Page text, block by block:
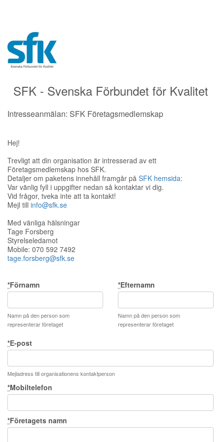
SFK - Svenska Förbundet för Kvalitet
Intresseanmälan: SFK Företagsmedlemskap
Hej!
Trevligt att din organisation är intresserad av ett
Företagsmedlemskap hos SFK.
Detaljer om paketens innehåll framgår på SFK hemsida:
Var vänlig fyll i uppgifter nedan så kontaktar vi dig.
Vid frågor, tveka inte att ta kontakt!
Mejl till info@sfk.se
Med vänliga hälsningar
Tage Forsberg
Styrelseledamot
Mobile: 070 592 7492
tage.forsberg@sfk.se
*Förnamn
Namn på den person som
representerar företaget
*Efternamn
Namn på den person som
representerar företaget
*E-post
Mejladress till organisationens kontaktperson
*Mobiltelefon
*Företagets namn